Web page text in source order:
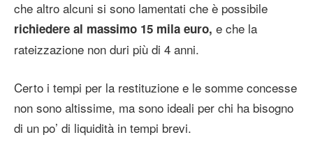
che altro alcuni si sono lamentati che è possibile
richiedere al massimo 15 mila euro, e che la
rateizzazione non duri più di 4 anni.
Certo i tempi per la restituzione e le somme concesse
non sono altissime, ma sono ideali per chi ha bisogno
di un po’ di liquidità in tempi brevi.